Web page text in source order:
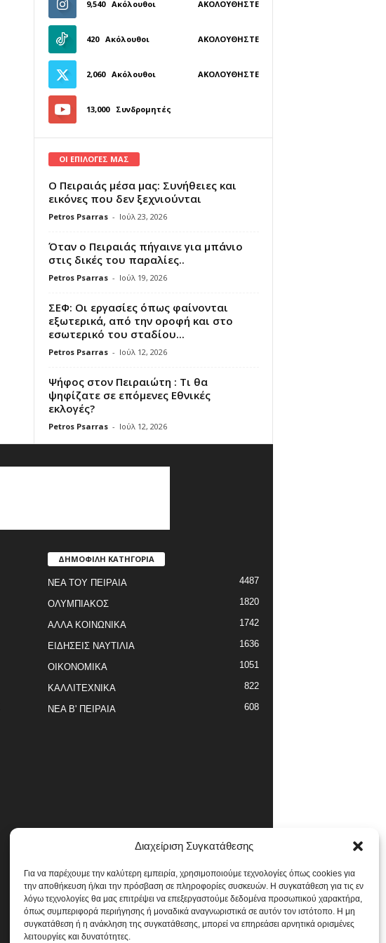
Διαχείριση Συγκατάθεσης
Για να παρέχουμε την καλύτερη εμπειρία, χρησιμοποιούμε τεχνολογίες όπως cookies για
την αποθήκευση ή/και την πρόσβαση σε πληροφορίες συσκευών. Η συγκατάθεση για τις εν
λόγω τεχνολογίες θα μας επιτρέψει να επεξεργαστούμε δεδομένα προσωπικού χαρακτήρα,
όπως συμπεριφορά περιήγησης ή μοναδικά αναγνωριστικά σε αυτόν τον ιστότοπο. Η μη
συγκατάθεση ή η ανάκληση της συγκατάθεσης, μπορεί να επηρεάσει αρνητικά ορισμένες
λειτουργίες και δυνατότητες.
9,540 Ακόλουθοι ΑΚΟΛΟΥΘΉΣΤΕ
420 Ακόλουθοι ΑΚΟΛΟΥΘΉΣΤΕ
2,060 Ακόλουθοι ΑΚΟΛΟΥΘΉΣΤΕ
13,000 Συνδρομητές
ΓΊΝΕΤΕ ΣΥΝΔΡΟΜΗΤΉΣ
ΟΙ ΕΠΙΛΟΓΕΣ ΜΑΣ
Ο Πειραιάς μέσα μας: Συνήθειες και
εικόνες που δεν ξεχνιούνται
Petros Psarras - Ιούλ 23, 2026
Όταν ο Πειραιάς πήγαινε για μπάνιο
στις δικές του παραλίες..
Petros Psarras - Ιούλ 19, 2026
ΣΕΦ: Οι εργασίες όπως φαίνονται
εξωτερικά, από την οροφή και στο
εσωτερικό του σταδίου...
Petros Psarras - Ιούλ 12, 2026
Ψήφος στον Πειραιώτη : Τι θα
ψηφίζατε σε επόμενες Εθνικές
εκλογές?
Petros Psarras - Ιούλ 12, 2026
ΔΗΜΟΦΙΛΗ ΚΑΤΗΓΟΡΙΑ
ΝΕΑ ΤΟΥ ΠΕΙΡΑΙΑ 4487
ΟΛΥΜΠΙΑΚΟΣ 1820
ΑΛΛΑ ΚΟΙΝΩΝΙΚΑ 1742
ΕΙΔΗΣΕΙΣ ΝΑΥΤΙΛΙΑ 1636
ΟΙΚΟΝΟΜΙΚΑ 1051
ΚΑΛΛΙΤΕΧΝΙΚΑ 822
ΝΕΑ Β' ΠΕΙΡΑΙΑ 608